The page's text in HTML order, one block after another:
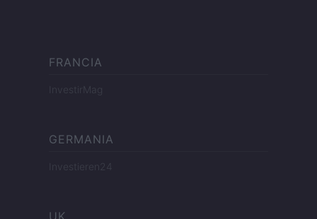
FRANCIA
InvestirMag
GERMANIA
Investieren24